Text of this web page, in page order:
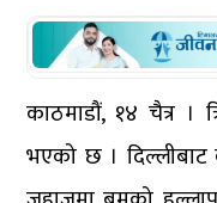
काठमाडौं, १४ चैत्र ।
भएको छ ।